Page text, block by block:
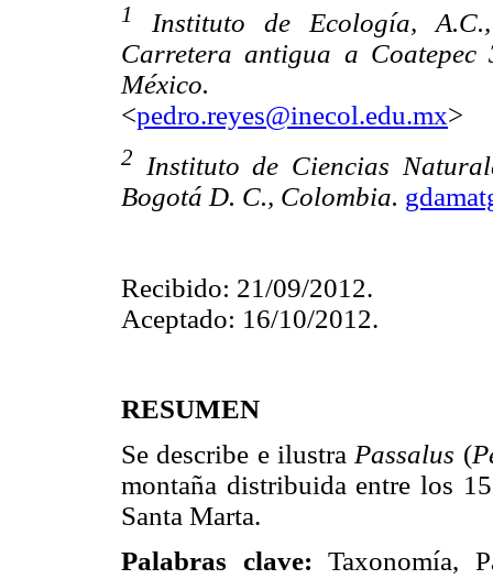
1
Instituto de Ecología,
Carretera antigua a
México.
<pedro.reyes@inecol.edu.mx>
2
Instituto de Ciencias
Bogotá D. C., Colombia.
Recibido: 21/09/2012.
Aceptado: 16/10/2012.
RESUMEN
Se describe e ilustra Passalus (
montaña distribuida entre los
Santa Marta.
Palabras clave: Taxonomía,